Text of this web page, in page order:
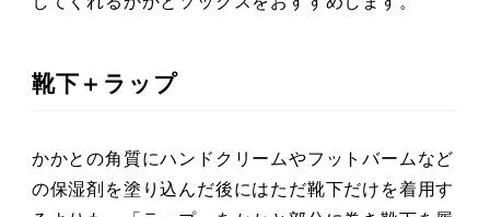
靴下＋ラップ
かかとの角質にハンドクリームやフットバームなど
の保湿剤を塗り込んだ後にはただ靴下だけを着用す